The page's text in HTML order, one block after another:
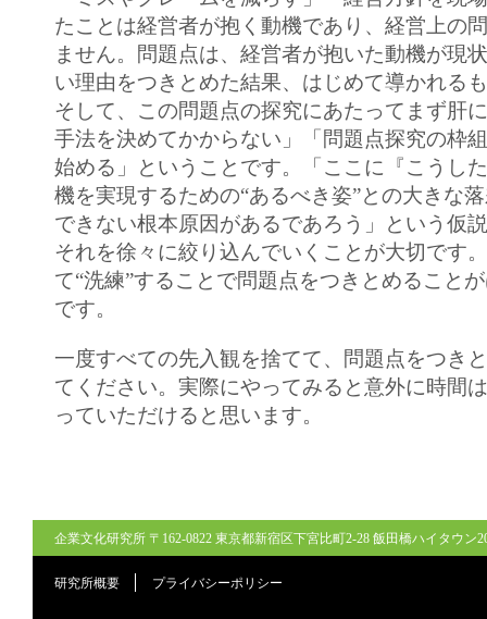
たことは経営者が抱く動機であり、経営上の
ません。問題点は、経営者が抱いた動機が現
い理由をつきとめた結果、はじめて導かれる
そして、この問題点の探究にあたってまず肝
手法を決めてかからない」「問題点探究の枠
始める」ということです。「ここに『こうし
機を実現するための“あるべき姿”との大きな
できない根本原因があるであろう」という仮
それを徐々に絞り込んでいくことが大切です
て“洗練”することで問題点をつきとめること
です。
一度すべての先入観を捨てて、問題点をつき
てください。実際にやってみると意外に時間
っていただけると思います。
企業文化研究所 〒162-0822 東京都新宿区下宮比町2-28 飯田橋ハイタウン
研究所概要 プライバシーポリシー